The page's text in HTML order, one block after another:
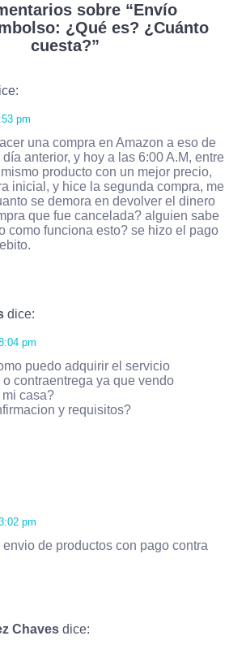
sobre “Envío
¿Qué es? ¿Cuánto
cuesta?”
pm
una compra en Amazon a eso de
anterior, y hoy a las 6:00 A.M, entre
producto con un mejor precio,
inicial, y hice la segunda compra, me
se demora en devolver el dinero
que fue cancelada? alguien sabe
como funciona esto? se hizo el pago
dice:
pm
puedo adquirir el servicio
contraentrega ya que vendo
casa?
y requisitos?
pm
de productos con pago contra
Chaves dice: